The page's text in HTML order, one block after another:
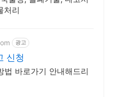
처리
광고
신청
법 바로가기 안내해드리